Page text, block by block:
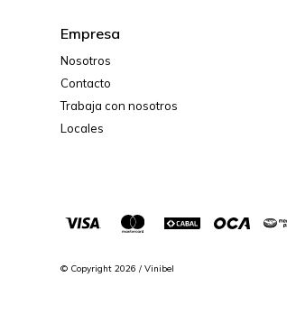
Empresa
Nosotros
Contacto
Trabaja con nosotros
Locales
© Copyright 2026 / Vinibel